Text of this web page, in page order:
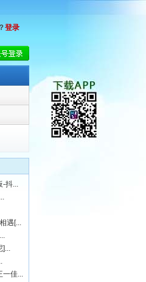
登录
-抖...
遇[...
]...
一佳...